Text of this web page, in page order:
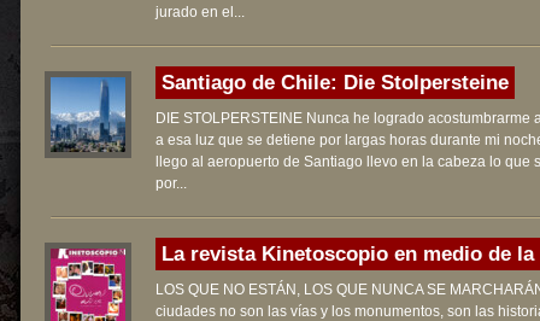
jurado en el...
Santiago de Chile: Die Stolpersteine
DIE STOLPERSTEINE Nunca he logrado acostumbrarme
a esa luz que se detiene por largas horas durante mi
llego al aeropuerto de Santiago llevo en la cabeza lo que
por...
La revista Kinetoscopio en medio de la
LOS QUE NO ESTÁN, LOS QUE NUNCA SE
ciudades no son las vías y los monumentos, son las